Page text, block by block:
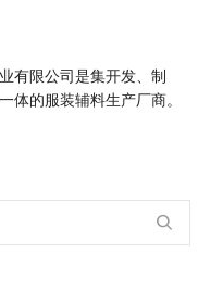
有限公司是集开发、制
体的服装辅料生产厂商。